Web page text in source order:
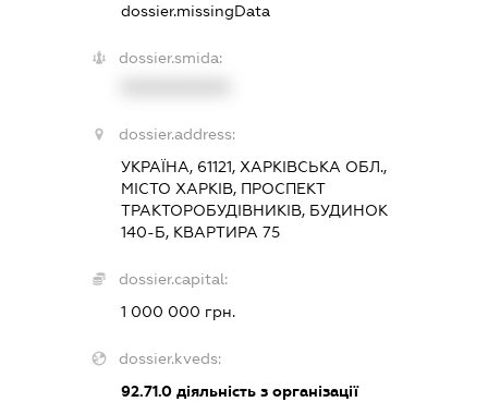
dossier.missingData
dossier.smida:
dossier.address:
УКРАЇНА, 61121, ХАРКІВСЬКА ОБЛ.,
МІСТО ХАРКІВ, ПРОСПЕКТ
ТРАКТОРОБУДІВНИКІВ, БУДИНОК
140-Б, КВАРТИРА 75
dossier.capital:
1 000 000 грн.
dossier.kveds:
92.71.0 діяльність з організації